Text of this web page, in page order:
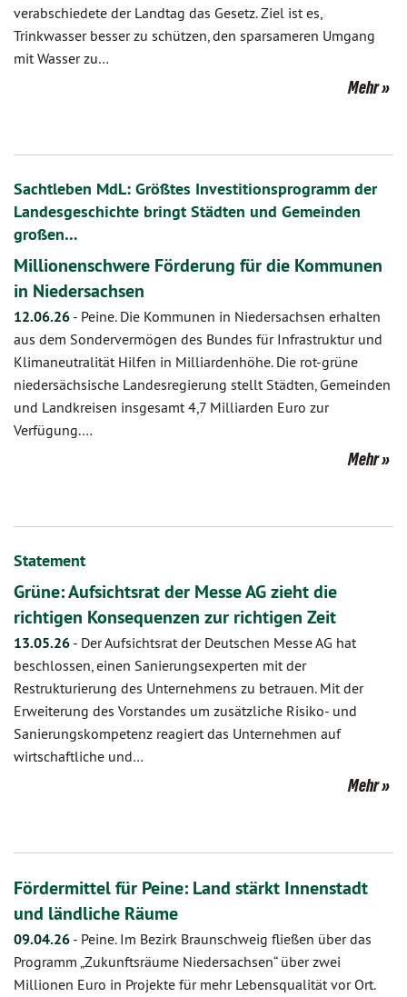
verabschiedete der Landtag das Gesetz. Ziel ist es,
Trinkwasser besser zu schützen, den sparsameren Umgang
mit Wasser zu…
Mehr
Sachtleben MdL: Größtes Investitionsprogramm der
Landesgeschichte bringt Städten und Gemeinden
großen…
Millionenschwere Förderung für die Kommunen
in Niedersachsen
12.06.26 - Peine. Die Kommunen in Niedersachsen erhalten
aus dem Sondervermögen des Bundes für Infrastruktur und
Klimaneutralität Hilfen in Milliardenhöhe. Die rot-grüne
niedersächsische Landesregierung stellt Städten, Gemeinden
und Landkreisen insgesamt 4,7 Milliarden Euro zur
Verfügung.…
Mehr
Statement
Grüne: Aufsichtsrat der Messe AG zieht die
richtigen Konsequenzen zur richtigen Zeit
13.05.26 - Der Aufsichtsrat der Deutschen Messe AG hat
beschlossen, einen Sanierungsexperten mit der
Restrukturierung des Unternehmens zu betrauen. Mit der
Erweiterung des Vorstandes um zusätzliche Risiko- und
Sanierungskompetenz reagiert das Unternehmen auf
wirtschaftliche und…
Mehr
Fördermittel für Peine: Land stärkt Innenstadt
und ländliche Räume
09.04.26 - Peine. Im Bezirk Braunschweig fließen über das
Programm „Zukunftsräume Niedersachsen“ über zwei
Millionen Euro in Projekte für mehr Lebensqualität vor Ort.